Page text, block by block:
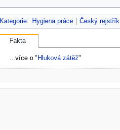
Kategorie: Hygiena práce Český rejstřík
Fakta
...více o " Hluková zátěž"